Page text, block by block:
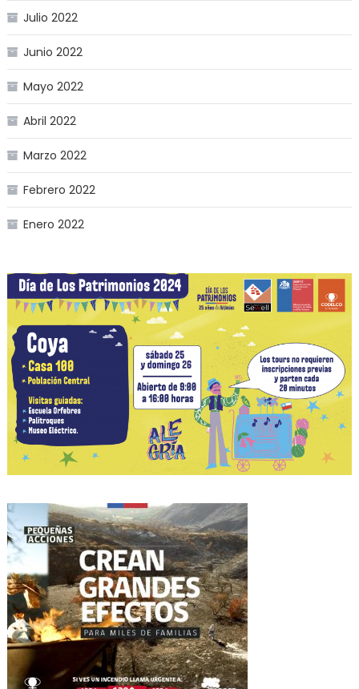
Julio 2022
Junio 2022
Mayo 2022
Abril 2022
Marzo 2022
Febrero 2022
Enero 2022